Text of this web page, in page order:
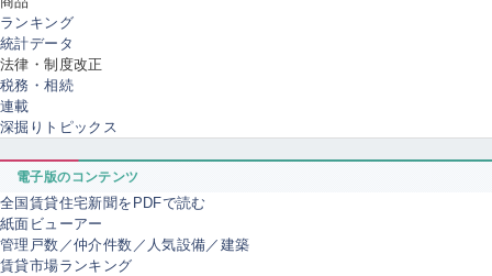
ランキング
統計データ
法律・制度改正
税務・相続
連載
深掘りトピックス
電子版のコンテンツ
全国賃貸住宅新聞をPDFで読む
紙面ビューアー
管理戸数／仲介件数／人気設備／建築
賃貸市場ランキング